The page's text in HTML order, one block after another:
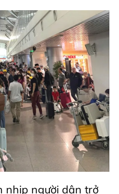
nhịp người dân trở